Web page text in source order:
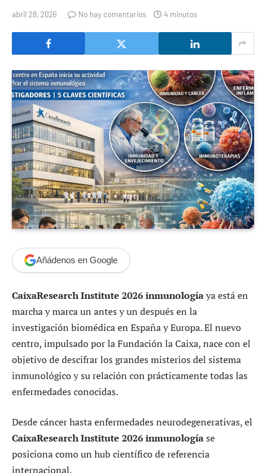
abril 28, 2026 No hay comentarios 4 minutos
Añádenos en Google
CaixaResearch Institute 2026 inmunologíaya está en
marcha y marca un antes y un después en la
investigación biomédica en España y Europa. El nuevo
centro, impulsado por la Fundación la Caixa, nace con el
objetivo de descifrar los grandes misterios del sistema
inmunológico y su relación con prácticamente todas las
enfermedades conocidas.
Desde cáncer hasta enfermedades neurodegenerativas, el
CaixaResearch Institute 2026 inmunologíase
posiciona como un hub científico de referencia
internacional.